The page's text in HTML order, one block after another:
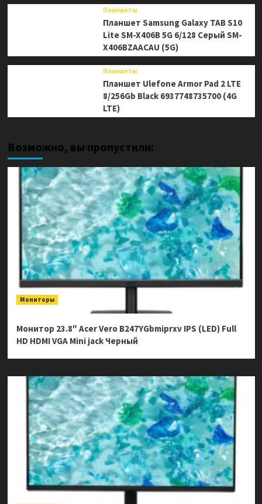
Планшеты
Планшет Samsung Galaxy TAB S10
Lite SM-X406B 5G 6/128 Серый SM-
X406BZAACAU (5G)
Планшеты
Планшет Ulefone Armor Pad 2 LTE
8/256Gb Black 6937748735700 (4G
LTE)
Возможно, вы пропустили:
Мониторы
Монитор 23.8″ Acer Vero B247YGbmiprxv IPS (LED) Full
HD HDMI VGA Mini jack Черный